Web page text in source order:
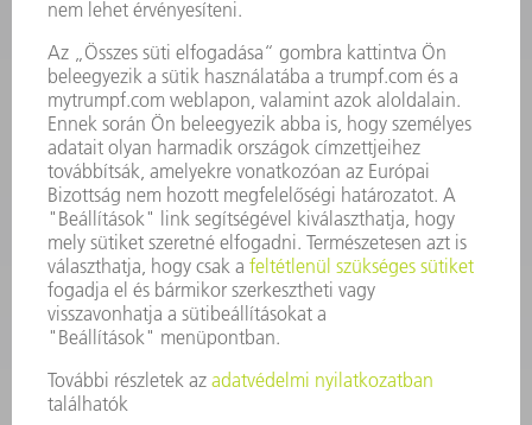
Szerszám
3628576045
08.00 - 16.30
szerszam@hu.trumpf.com
KAPCSOLAT
Alkatrész
3628576035
08.00 - 16.30
alkatresz@hu.trumpf.com